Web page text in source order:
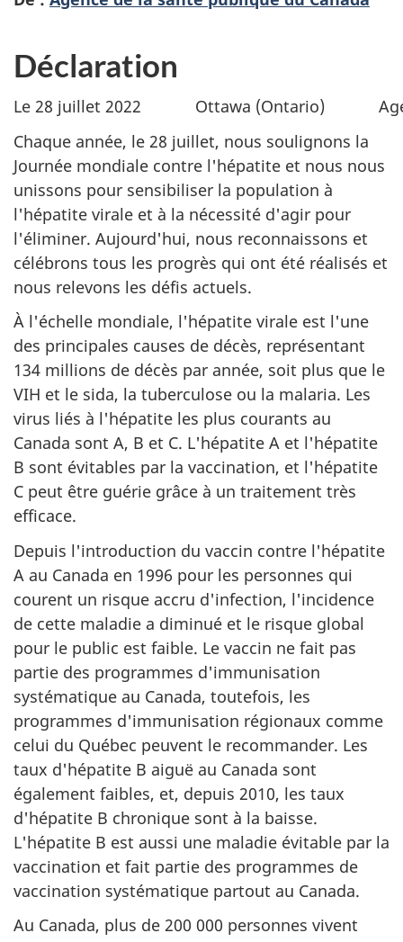
Déclaration
Le 28 juillet 2022 Ottawa (Ontario)
Chaque année, le 28 juillet, nous soulignons la
Journée mondiale contre l'hépatite et nous nous
unissons pour sensibiliser la population à
l'hépatite virale et à la nécessité d'agir pour
l'éliminer. Aujourd'hui, nous reconnaissons et
célébrons tous les progrès qui ont été réalisés et
nous relevons les défis actuels.
À l'échelle mondiale, l'hépatite virale est l'une
des principales causes de décès, représentant
134 millions de décès par année, soit plus que le
VIH et le sida, la tuberculose ou la malaria. Les
virus liés à l'hépatite les plus courants au
Canada sont A, B et C. L'hépatite A et l'hépatite
B sont évitables par la vaccination, et l'hépatite
C peut être guérie grâce à un traitement très
efficace.
Depuis l'introduction du vaccin contre l'hépatite
A au Canada en 1996 pour les personnes qui
courent un risque accru d'infection, l'incidence
de cette maladie a diminué et le risque global
pour le public est faible. Le vaccin ne fait pas
partie des programmes d'immunisation
systématique au Canada, toutefois, les
programmes d'immunisation régionaux comme
celui du Québec peuvent le recommander. Les
taux d'hépatite B aiguë au Canada sont
également faibles, et, depuis 2010, les taux
d'hépatite B chronique sont à la baisse.
L'hépatite B est aussi une maladie évitable par la
vaccination et fait partie des programmes de
vaccination systématique partout au Canada.
Au Canada, plus de 200 000 personnes vivent